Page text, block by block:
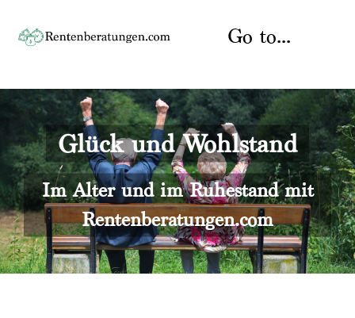
content
Go to...
Startseite
Rente
Rentenberater
Rentenversicherung
Versicherungsberatung
Über uns
Kontakt
Glück und Wohlstand
Im Alter und im Ruhestand mit
Rentenberatungen.com